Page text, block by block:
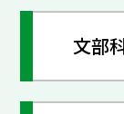
文部